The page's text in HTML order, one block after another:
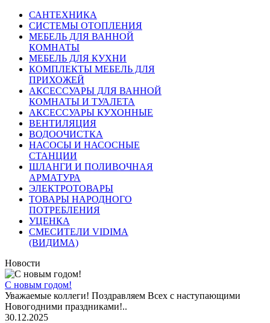
САНТЕХНИКА
СИСТЕМЫ ОТОПЛЕНИЯ
МЕБЕЛЬ ДЛЯ ВАННОЙ
КОМНАТЫ
МЕБЕЛЬ ДЛЯ КУХНИ
КОМПЛЕКТЫ МЕБЕЛЬ ДЛЯ
ПРИХОЖЕЙ
АКСЕССУАРЫ ДЛЯ ВАННОЙ
КОМНАТЫ И ТУАЛЕТА
АКСЕССУАРЫ КУХОННЫЕ
ВЕНТИЛЯЦИЯ
ВОДООЧИСТКА
НАСОСЫ И НАСОСНЫЕ
СТАНЦИИ
ШЛАНГИ И ПОЛИВОЧНАЯ
АРМАТУРА
ЭЛЕКТРОТОВАРЫ
ТОВАРЫ НАРОДНОГО
ПОТРЕБЛЕНИЯ
УЦЕНКА
СМЕСИТЕЛИ VIDIMA
(ВИДИМА)
Новости
С новым годом!
Уважаемые коллеги! Поздравляем Всех с наступающими
Новогодними праздниками!..
30.12.2025